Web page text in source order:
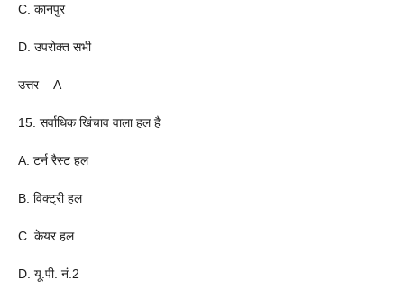
C. कानपुर
D. उपरोक्त सभी
उत्तर – A
15. सर्वाधिक खिंचाव वाला हल है
A. टर्न रैस्ट हल
B. विक्ट्री हल
C. केयर हल
D. यू.पी. नं.2